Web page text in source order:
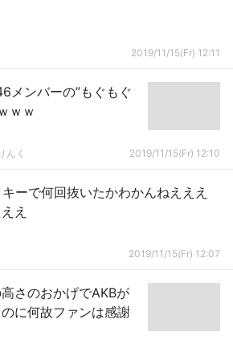
2019/11/15(Fr) 12:11
メンバーの”もぐもぐ
ｗｗ
んく 2019/11/15(Fr) 12:10
キーで何回抜いたかわかんねえええ
え
2019/11/15(Fr) 12:07
さのおかげでAKBが
に何故ファンは感謝